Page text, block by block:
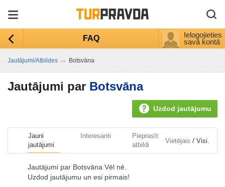
FAQ
Ielogojieties
savā kontā
Jautājumi/Atbildes → Botsvāna
Jautājumi par Botsvāna
Uzdod jautājumu
Jauni
jautājumi
Interesanti
Pieprasīt
atbildi
Vietējais / Visi.
Jautājumi par Botsvāna Vēl nē.
Uzdod jautājumu un esi pirmais!